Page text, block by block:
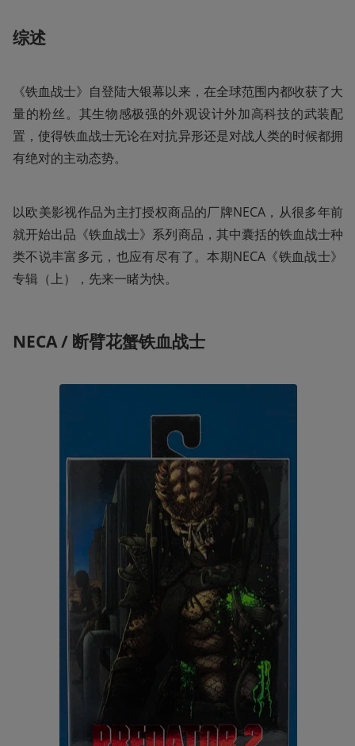
综述
《铁血战士》自登陆大银幕以来，在全球范围内都收获了大
量的粉丝。其生物感极强的外观设计外加高科技的武装配
置，使得铁血战士无论在对抗异形还是对战人类的时候都拥
有绝对的主动态势。
以欧美影视作品为主打授权商品的厂牌NECA，从很多年前
就开始出品《铁血战士》系列商品，其中囊括的铁血战士种
类不说丰富多元，也应有尽有了。本期NECA《铁血战士》
专辑（上），先来一睹为快。
NECA / 断臂花蟹铁血战士